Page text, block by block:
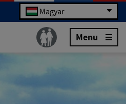
Magyar
Menu